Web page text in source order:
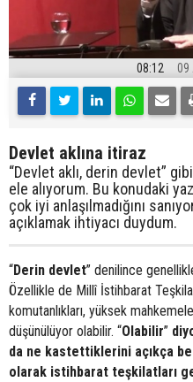
08:12 09
Devlet aklına itiraz
“Devlet aklı, derin devlet”
ele alıyorum. Bu konudaki
çok iyi anlaşılmadığını
açıklamak ihtiyacı duydum.
“Derin devlet” denilince
Özellikle de Millî İstihbarat
komutanlıkları, yüksek
düşünülüyor olabilir. “Olabilir”
da ne kastettiklerini açıkça
olarak istihbarat teşkilatları